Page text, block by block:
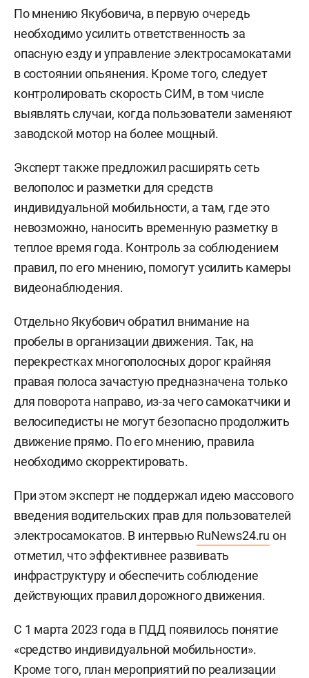
По мнению Якубовича, в первую очередь
необходимо усилить ответственность за
опасную езду и управление электросамокатами
в состоянии опьянения. Кроме того, следует
контролировать скорость СИМ, в том числе
выявлять случаи, когда пользователи заменяют
заводской мотор на более мощный.
Эксперт также предложил расширять сеть
велополос и разметки для средств
индивидуальной мобильности, а там, где это
невозможно, наносить временную разметку в
теплое время года. Контроль за соблюдением
правил, по его мнению, помогут усилить камеры
видеонаблюдения.
Отдельно Якубович обратил внимание на
пробелы в организации движения. Так, на
перекрестках многополосных дорог крайняя
правая полоса зачастую предназначена только
для поворота направо, из-за чего самокатчики и
велосипедисты не могут безопасно продолжить
движение прямо. По его мнению, правила
необходимо скорректировать.
При этом эксперт не поддержал идею массового
введения водительских прав для пользователей
электросамокатов. В интервью RuNews24.ru он
отметил, что эффективнее развивать
инфраструктуру и обеспечить соблюдение
действующих правил дорожного движения.
С 1 марта 2023 года в ПДД появилось понятие
«средство индивидуальной мобильности».
Кроме того, план мероприятий по реализации